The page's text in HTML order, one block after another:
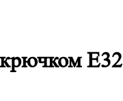
E32